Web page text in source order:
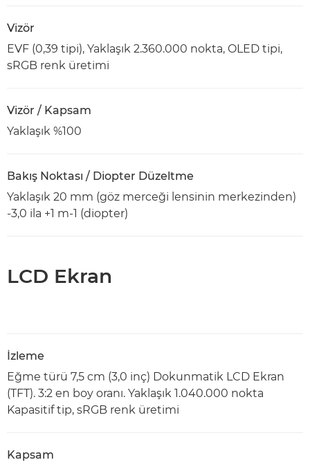
Vizör
EVF (0,39 tipi), Yaklaşık 2.360.000 nokta, OLED tipi,
sRGB renk üretimi
Vizör / Kapsam
Yaklaşık %100
Bakış Noktası / Diopter Düzeltme
Yaklaşık 20 mm (göz merceği lensinin merkezinden)
-3,0 ila +1 m-1 (diopter)
LCD Ekran
İzleme
Eğme türü 7,5 cm (3,0 inç) Dokunmatik LCD Ekran
(TFT). 3:2 en boy oranı. Yaklaşık 1.040.000 nokta
Kapasitif tip, sRGB renk üretimi
Kapsam